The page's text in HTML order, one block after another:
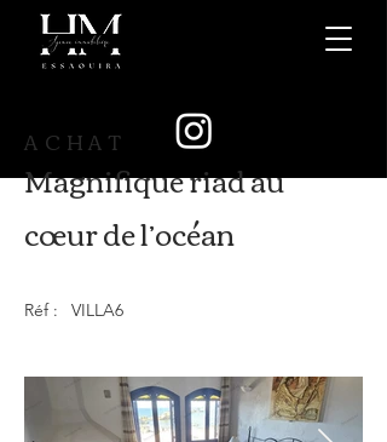
ACHAT
Magnifique riad au
cœur de l’océan
Réf : VILLA6